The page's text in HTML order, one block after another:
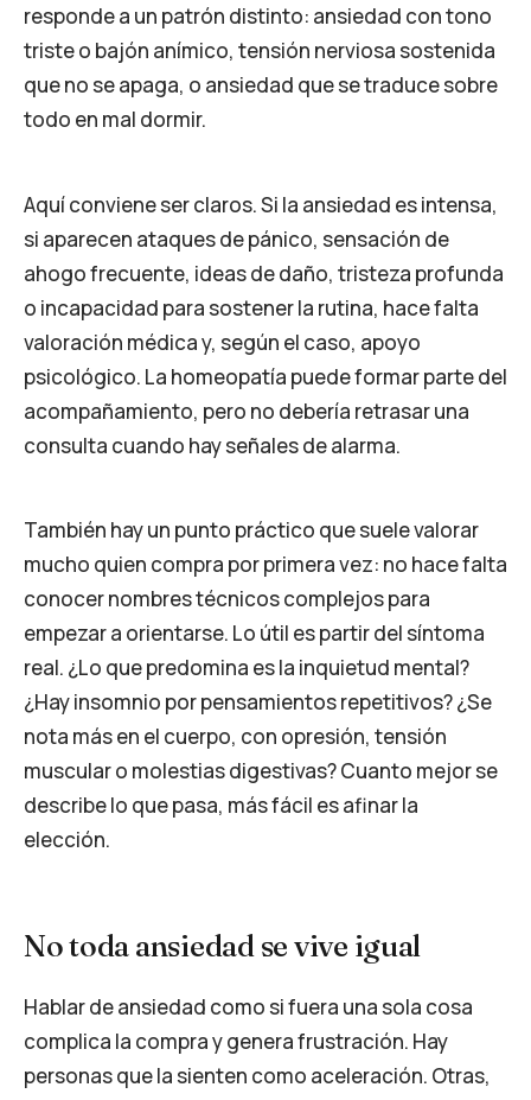
responde a un patrón distinto: ansiedad con tono
triste o bajón anímico, tensión nerviosa sostenida
que no se apaga, o ansiedad que se traduce sobre
todo en mal dormir.
Aquí conviene ser claros. Si la ansiedad es intensa,
si aparecen ataques de pánico, sensación de
ahogo frecuente, ideas de daño, tristeza profunda
o incapacidad para sostener la rutina, hace falta
valoración médica y, según el caso, apoyo
psicológico. La homeopatía puede formar parte del
acompañamiento, pero no debería retrasar una
consulta cuando hay señales de alarma.
También hay un punto práctico que suele valorar
mucho quien compra por primera vez: no hace falta
conocer nombres técnicos complejos para
empezar a orientarse. Lo útil es partir del síntoma
real. ¿Lo que predomina es la inquietud mental?
¿Hay insomnio por pensamientos repetitivos? ¿Se
nota más en el cuerpo, con opresión, tensión
muscular o molestias digestivas? Cuanto mejor se
describe lo que pasa, más fácil es afinar la
elección.
No toda ansiedad se vive igual
Hablar de ansiedad como si fuera una sola cosa
complica la compra y genera frustración. Hay
personas que la sienten como aceleración. Otras,